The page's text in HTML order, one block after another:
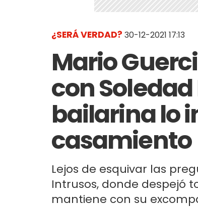
¿SERÁ VERDAD? 30-12-2021 17:13
Mario
con
bailarina lo
casamiento
Lejos de esquivar las
Intrusos, donde despejó
mantiene con su